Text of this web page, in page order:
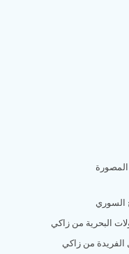
السوري
البحرية من زاكي
من زاكي